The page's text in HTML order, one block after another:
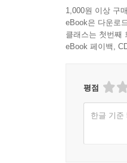
것이다. 늦은
샘플이라니.
시는 봐왔으나
1,000원 이상 구
eBook은 다운로
클래스는 첫번째
eBook 페이백,
평점
한글 기준